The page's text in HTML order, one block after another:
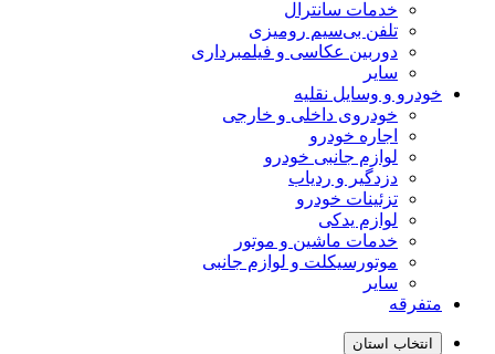
خدمات سانترال
تلفن بی‌سیم رومیزی
دوربین عکاسی و فیلمبرداری
سایر
خودرو و وسایل نقلیه
خودروی داخلی و خارجی
اجاره خودرو
لوازم جانبی خودرو
دزدگیر و ردیاب
تزئینات خودرو
لوازم یدکی
خدمات ماشین و موتور
موتورسیکلت و لوازم جانبی
سایر
متفرقه
انتخاب استان